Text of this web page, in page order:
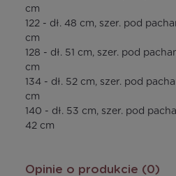
cm
122 - dł. 48 cm, szer. pod
cm
128 - dł. 51 cm, szer. pod
cm
134 - dł. 52 cm, szer. pod
cm
140 - dł. 53 cm, szer. pod
42 cm
Opinie o produkcie (0)